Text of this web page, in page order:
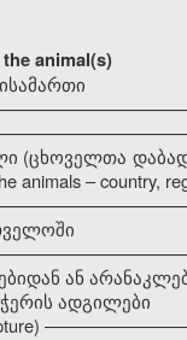
animal(s)
animals – country,
6 თვისა /
ადგილები